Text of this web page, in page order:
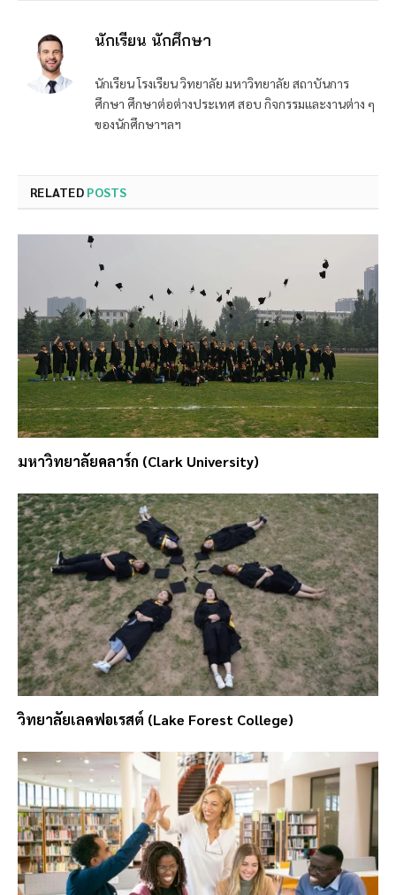
นักเรียน นักศึกษา
นักเรียน โรงเรียน วิทยาลัย มหาวิทยาลัย สถาบันการ
ศึกษา ศึกษาต่อต่างประเทศ สอบ กิจกรรมและงานต่าง ๆ
ของนักศึกษาฯลฯ
RELATED POSTS
มหาวิทยาลัยคลาร์ก (Clark University)
วิทยาลัยเลคฟอเรสต์ (Lake Forest College)